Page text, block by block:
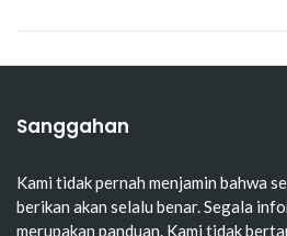
Sanggahan
Kami tidak pernah menjamin bahwa
berikan akan selalu benar. Segala
merupakan panduan. Kami tidak